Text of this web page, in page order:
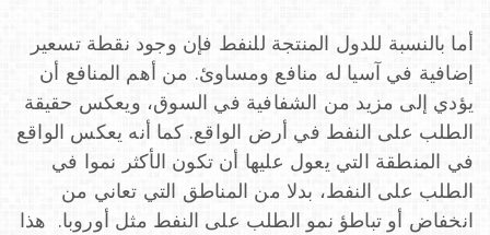
أما بالنسبة للدول المنتجة للنفط فإن وجود نقطة تسعير
إضافية في آسيا له منافع ومساوئ. من أهم المنافع أن
يؤدي إلى مزيد من الشفافية في السوق، ويعكس حقيقة
الطلب على النفط في أرض الواقع. كما أنه يعكس الواقع
في المنطقة التي يعول عليها أن تكون الأكثر نموا في
الطلب على النفط، بدلا من المناطق التي تعاني من
انخفاض أو تباطؤ نمو الطلب على النفط مثل أوروبا. هذا